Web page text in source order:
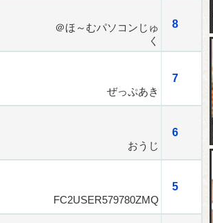
8
＠ほ～むパソコンじゅ
く
7
ぜっぷあき
6
おうじ
5
FC2USER579780ZMQ